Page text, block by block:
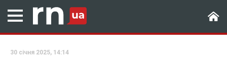
30 січня 2025, 14:14